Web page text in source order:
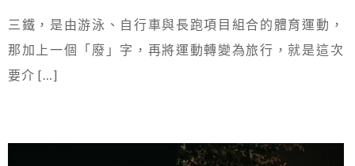
三鐵，是由游泳、自行車與長跑項目組合的體育運動，
那加上一個「廢」字，再將運動轉變為旅行，就是這次
要介 […]